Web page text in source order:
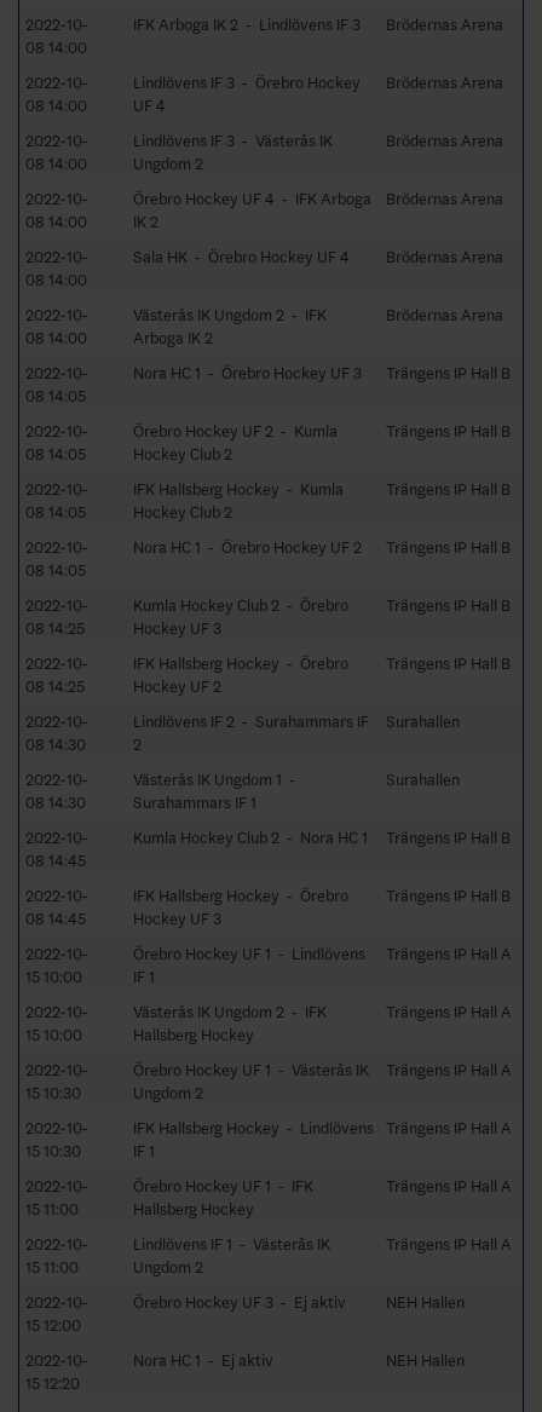
2022-10-
08 14:00
IFK Arboga IK 2 - Lindlövens IF 3 Brödernas Arena
2022-10-
08 14:00
Lindlövens IF 3 - Örebro Hockey
UF 4
Brödernas Arena
2022-10-
08 14:00
Lindlövens IF 3 - Västerås IK
Ungdom 2
Brödernas Arena
2022-10-
08 14:00
Örebro Hockey UF 4 - IFK Arboga
IK 2
Brödernas Arena
2022-10-
08 14:00
Sala HK - Örebro Hockey UF 4 Brödernas Arena
2022-10-
08 14:00
Västerås IK Ungdom 2 - IFK
Arboga IK 2
Brödernas Arena
2022-10-
08 14:05
Nora HC 1 - Örebro Hockey UF 3 Trängens IP Hall B
2022-10-
08 14:05
Örebro Hockey UF 2 - Kumla
Hockey Club 2
Trängens IP Hall B
2022-10-
08 14:05
IFK Hallsberg Hockey - Kumla
Hockey Club 2
Trängens IP Hall B
2022-10-
08 14:05
Nora HC 1 - Örebro Hockey UF 2 Trängens IP Hall B
2022-10-
08 14:25
Kumla Hockey Club 2 - Örebro
Hockey UF 3
Trängens IP Hall B
2022-10-
08 14:25
IFK Hallsberg Hockey - Örebro
Hockey UF 2
Trängens IP Hall B
2022-10-
08 14:30
Lindlövens IF 2 - Surahammars IF
2
Surahallen
2022-10-
08 14:30
Västerås IK Ungdom 1 -
Surahammars IF 1
Surahallen
2022-10-
08 14:45
Kumla Hockey Club 2 - Nora HC 1 Trängens IP Hall B
2022-10-
08 14:45
IFK Hallsberg Hockey - Örebro
Hockey UF 3
Trängens IP Hall B
2022-10-
15 10:00
Örebro Hockey UF 1 - Lindlövens
IF 1
Trängens IP Hall A
2022-10-
15 10:00
Västerås IK Ungdom 2 - IFK
Hallsberg Hockey
Trängens IP Hall A
2022-10-
15 10:30
Örebro Hockey UF 1 - Västerås IK
Ungdom 2
Trängens IP Hall A
2022-10-
15 10:30
IFK Hallsberg Hockey - Lindlövens
IF 1
Trängens IP Hall A
2022-10-
15 11:00
Örebro Hockey UF 1 - IFK
Hallsberg Hockey
Trängens IP Hall A
2022-10-
15 11:00
Lindlövens IF 1 - Västerås IK
Ungdom 2
Trängens IP Hall A
2022-10-
15 12:00
Örebro Hockey UF 3 - Ej aktiv NEH Hallen
2022-10-
15 12:20
Nora HC 1 - Ej aktiv NEH Hallen